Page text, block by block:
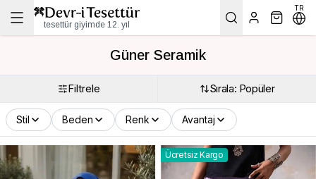
tesettür giyimde 12. yıl
TR
Güner Seramik
Filtrele Sırala: Popüler
Stil Beden Renk Avantaj
Ücretsiz Kargo